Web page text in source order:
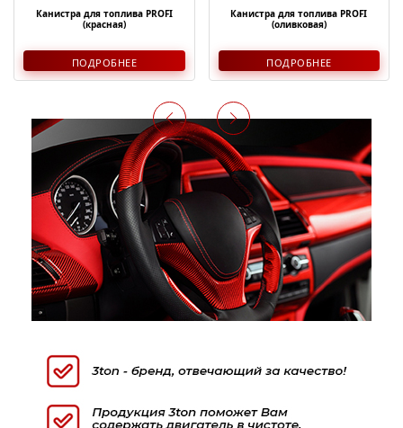
Канистра для топлива PROFI
(красная)
ПОДРОБНЕЕ
Канистра для топлива PROFI
(оливковая)
ПОДРОБНЕЕ